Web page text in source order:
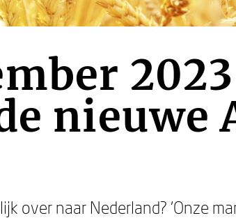
nieuwe
naar Nederland? ‘Onze